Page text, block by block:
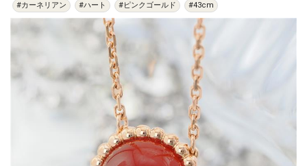
#カーネリアン
#ハート #ピンクゴールド #43cm